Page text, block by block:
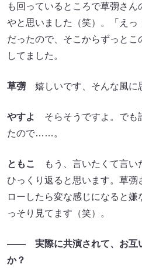
も回っているところで草彅さ
やと思いました（笑）。「えっ
だったので、そこからずっとこ
してました。
草彅 嬉しいです、そんな風に
やすよ
そらそうですよ。でも
たので……。
ともこ
もう、言いたくて言
ひっくり返ると思います。草彅
ローしたら変な感じになると嫌
っそり見てます（笑）。
―― 実際に共演されて、お互
か？